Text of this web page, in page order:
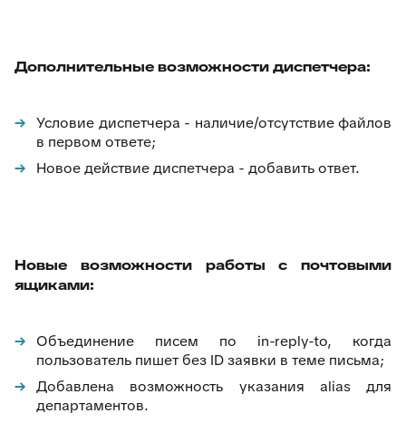
Дополнительные возможности диспетчера:
Условие диспетчера - наличие/отсутствие файлов
в первом ответе;
Новое действие диспетчера - добавить ответ.
Новые возможности работы с почтовыми
ящиками:
Объединение писем по in-reply-to, когда
пользователь пишет без ID заявки в теме письма;
Добавлена возможность указания alias для
департаментов.